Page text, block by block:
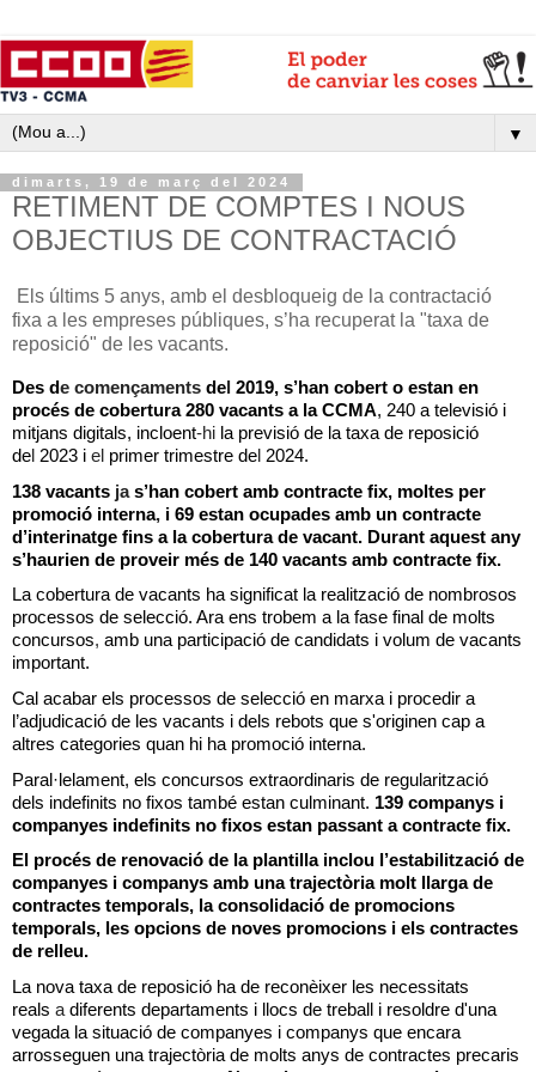
▼
dimarts, 19 de març del 2024
RETIMENT DE COMPTES I NOUS
OBJECTIUS DE CONTRACTACIÓ
Els últims 5 anys, amb el desbloqueig de la contractació
fixa a les empreses públiques, s’ha recuperat la "taxa de
reposició" de les vacants.
Des de començaments del 2019, s’han cobert o estan en
procés de cobertura 280 vacants a la CCMA, 240 a televisió i
mitjans digitals, incloent-hi la previsió de la taxa de reposició
del 2023 i el primer trimestre del 2024.
138 vacants jas’han cobert amb contracte fix, moltes per
promoció interna, i 69 estan ocupades amb un contracte
d’interinatge fins a la cobertura de vacant. Durant aquest any
s’haurien de proveir més de 140 vacants amb contracte fix.
La cobertura de vacants ha significat la realització de nombrosos
processos de selecció. Ara ens trobem a la fase final de molts
concursos, amb una participació de candidats i volum de vacants
important.
Cal acabar els processos de selecció en marxa i procedir a
l’adjudicació de les vacants i dels rebots que s'originen cap a
altres categories quan hi ha promoció interna.
Paral·lelament, els concursos extraordinaris de regularització
dels indefinits no fixos també estan culminant. 139 companys i
companyes indefinits no fixos estan passant a contracte fix.
El procés de renovació de la plantilla inclou l’estabilització de
companyes i companys amb una trajectòria molt llarga de
contractes temporals, la consolidació de promocions
temporals, les opcions de noves promocions i els contractes
de relleu.
La nova taxa de reposició ha de reconèixer les necessitats
reals a diferents departaments i llocs de treball i resoldre d'una
vegada la situació de companyes i companys que encara
arrosseguen una trajectòria de molts anys de contractes precaris